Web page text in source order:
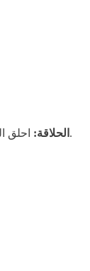
الحلاقة: احلق المنطقة المطلوبة قبل الجلسة بيوم أو يومين. يجب ألا يكون هناك شعر طويل فوق سطح الجلد أثناء الجلسة.